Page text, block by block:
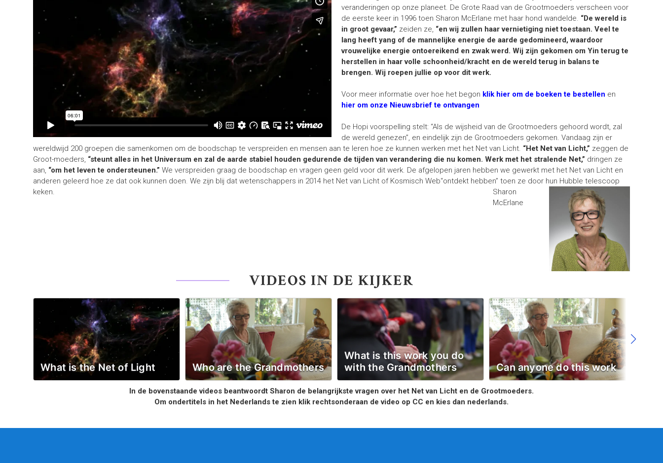
veranderingen op onze planeet. De Grote Raad van de Grootmoeders verscheen voor
de eerste keer in 1996 toen Sharon McErlane met haar hond wandelde. “De wereld is
in groot gevaar,” zeiden ze, “en wij zullen haar vernietiging niet toestaan. Veel te
lang heeft yang of de mannelijke energie de aarde gedomineerd, waardoor
vrouwelijke energie ontoereikend en zwak werd. Wij zijn gekomen om Yin terug te
herstellen in haar volle schoonheid/kracht en de wereld terug in balans te
brengen. Wij roepen jullie op voor dit werk.
Voor meer informatie over hoe het begon klik hier om de boeken te bestellen en
hier om onze Nieuwsbrief te ontvangen
De Hopi voorspelling stelt: “Als de wijsheid van de Grootmoeders gehoord wordt, zal
de wereld genezen”, en eindelijk zijn de Grootmoeders gekomen. Vandaag zijn er
wereldwijd 200 groepen die samenkomen om de boodschap te verspreiden en mensen aan te leren hoe ze kunnen werken met het Net van Licht. “Het Net van Licht,” zeggen de
Groot-moeders, “steunt alles in het Universum en zal de aarde stabiel houden gedurende de tijden van verandering die nu komen. Werk met het stralende Net,” dringen ze
aan, “om het leven te ondersteunen.”We verspreiden graag de boodschap en vragen geen geld voor dit werk. De afgelopen jaren hebben we gewerkt met het Net van Licht en
anderen geleerd hoe ze dat ook kunnen doen. We zijn blij dat wetenschappers in 2014 het Net van Licht of Kosmisch Web“ontdekt hebben” toen ze door hun Hubble telescoop
keken.
Sharon
McErlane
VIDEOS IN DE KIJKER
What is the Net of Light Who are the Grandmothers
What is this work you do
with the Grandmothers
Can anyone do this work
In de bovenstaande videos beantwoordt Sharon de belangrijkste vragen over het Net van Licht en de Grootmoeders.
Om ondertitels in het Nederlands te zien klik rechtsonderaan de video op CC en kies dan nederlands.